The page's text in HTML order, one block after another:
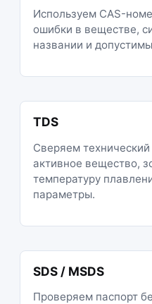
Используем CAS-
ошибки в веществе,
названии и
TDS
Сверяем
активное вещество,
температуру
параметры.
SDS / MSDS
Проверяем паспорт